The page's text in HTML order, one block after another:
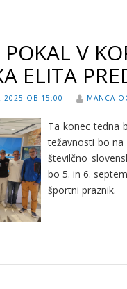
V
ELITA
2025 OB 15:00 MANCA
Ta konec tedna
težavnosti bo na
številčno
bo 5. in 6.
športni praznik.